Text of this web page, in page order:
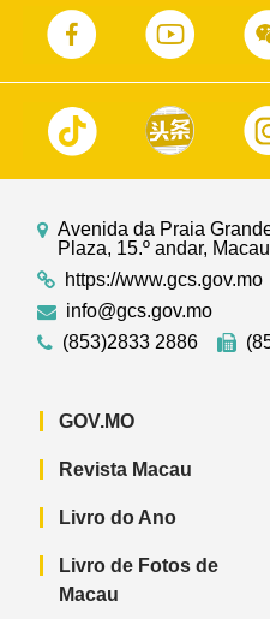
Avenida da Praia
Plaza, 15.º andar, Macau
https://www.gcs.gov.mo
info@gcs.gov.mo
(853)2833 2886
GOV.MO
Revista Macau
Livro do Ano
Livro de Fotos de
Macau